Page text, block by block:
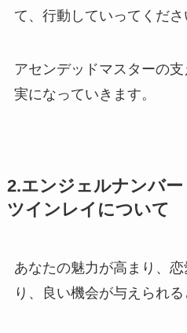
て、行動していってくださ
アセンデッドマスターの
実になっていきます。
2.エンジェルナンバー
ツインレイについて
あなたの魅力が高まり、
り、良い機会が与えられる